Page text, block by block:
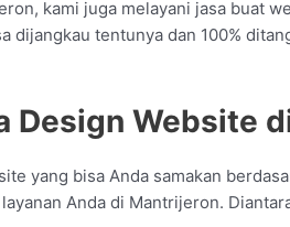
kami juga melayani jasa buat
dijangkau tentunya dan 100%
Design Website
yang bisa Anda samakan
layanan Anda di Mantrijeron.